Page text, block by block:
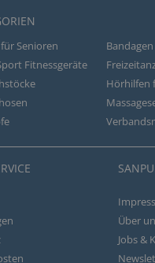
Senioren
Fitnessgeräte
Hörhilfen
Über
Jobs &